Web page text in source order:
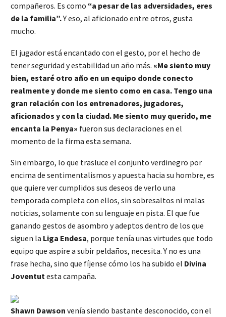
compañeros. Es como “a pesar de las adversidades, eres
de la familia”.Y eso, al aficionado entre otros, gusta
mucho.
El jugador está encantado con el gesto, por el hecho de
tener seguridad y estabilidad un año más. «Me siento muy
bien, estaré otro año en un equipo donde conecto
realmente y donde me siento como en casa. Tengo una
gran relación con los entrenadores, jugadores,
aficionados y con la ciudad. Me siento muy querido, me
encanta la Penya» fueron sus declaraciones en el
momento de la firma esta semana.
Sin embargo, lo que trasluce el conjunto verdinegro por
encima de sentimentalismos y apuesta hacia su hombre, es
que quiere ver cumplidos sus deseos de verlo una
temporada completa con ellos, sin sobresaltos ni malas
noticias, solamente con su lenguaje en pista. El que fue
ganando gestos de asombro y adeptos dentro de los que
siguen la Liga Endesa, porque tenía unas virtudes que todo
equipo que aspire a subir peldaños, necesita. Y no es una
frase hecha, sino que fíjense cómo los ha subido el Divina
Joventutesta campaña.
Shawn Dawson venía siendo bastante desconocido, con el